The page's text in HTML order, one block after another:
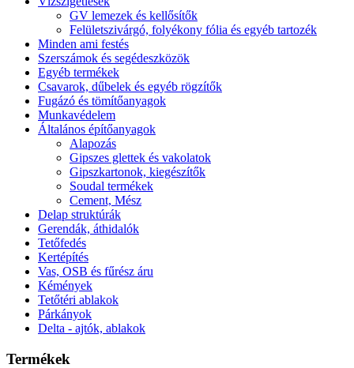
GV lemezek és kellősítők
Felületszivárgó, folyékony fólia és egyéb tartozék
Minden ami festés
Szerszámok és segédeszközök
Egyéb termékek
Csavarok, dűbelek és egyéb rögzítők
Fugázó és tömítőanyagok
Munkavédelem
Általános építőanyagok
Alapozás
Gipszes glettek és vakolatok
Gipszkartonok, kiegészítők
Soudal termékek
Cement, Mész
Delap struktúrák
Gerendák, áthidalók
Tetőfedés
Kertépítés
Vas, OSB és fűrész áru
Kémények
Tetőtéri ablakok
Párkányok
Delta - ajtók, ablakok
Termékek